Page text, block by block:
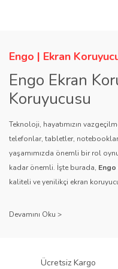
Bu ürüne benzer farklı
Engo | Ekran
Engo Ekran
Koruyucusu
Teknoloji, hayatımızın
telefonlar, tabletler,
yaşamımızda önemli bir rol
kadar önemli. İşte burada,
kaliteli ve yenilikçi ekran
sağlıyor.
Engo ekran koruyucuları
,
Ücretsiz Kargo